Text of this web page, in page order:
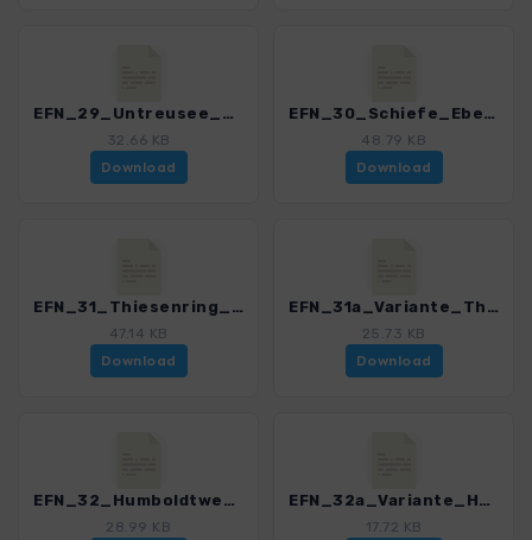
EFN_29_Untreusee_3151_2.gpx
32.66 KB
Download
EFN_30_Schiefe_Ebene_3151_2.gpx
48.79 KB
Download
EFN_31_Thiesenring_3151_2.gpx
47.14 KB
Download
EFN_31a_Variante_Thiesenring_3151_2.gpx
25.73 KB
Download
EFN_32_Humboldtweg_Goldkronach_3151_2.gpx
28.99 KB
EFN_32a_Variante_Humboldtweg_Goldkronach_3151_2.gpx
17.72 KB